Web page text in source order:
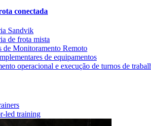
conectada
Sandvik
de frota mista
de Monitoramento Remoto
de equipamentos
operacional e execução de turnos de
led training